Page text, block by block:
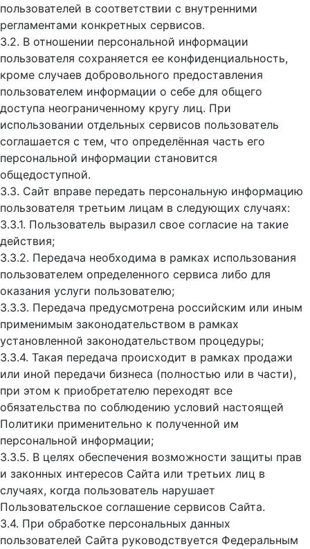
пользователей в соответствии с внутренними
регламентами конкретных сервисов.
3.2. В отношении персональной информации
пользователя сохраняется ее конфиденциальность,
кроме случаев добровольного предоставления
пользователем информации о себе для общего
доступа неограниченному кругу лиц. При
использовании отдельных сервисов пользователь
соглашается с тем, что определённая часть его
персональной информации становится
общедоступной.
3.3. Сайт вправе передать персональную информацию
пользователя третьим лицам в следующих случаях:
3.3.1. Пользователь выразил свое согласие на такие
действия;
3.3.2. Передача необходима в рамках использования
пользователем определенного сервиса либо для
оказания услуги пользователю;
3.3.3. Передача предусмотрена российским или иным
применимым законодательством в рамках
установленной законодательством процедуры;
3.3.4. Такая передача происходит в рамках продажи
или иной передачи бизнеса (полностью или в части),
при этом к приобретателю переходят все
обязательства по соблюдению условий настоящей
Политики применительно к полученной им
персональной информации;
3.3.5. В целях обеспечения возможности защиты прав
и законных интересов Сайта или третьих лиц в
случаях, когда пользователь нарушает
Пользовательское соглашение сервисов Сайта.
3.4. При обработке персональных данных
пользователей Сайта руководствуется Федеральным